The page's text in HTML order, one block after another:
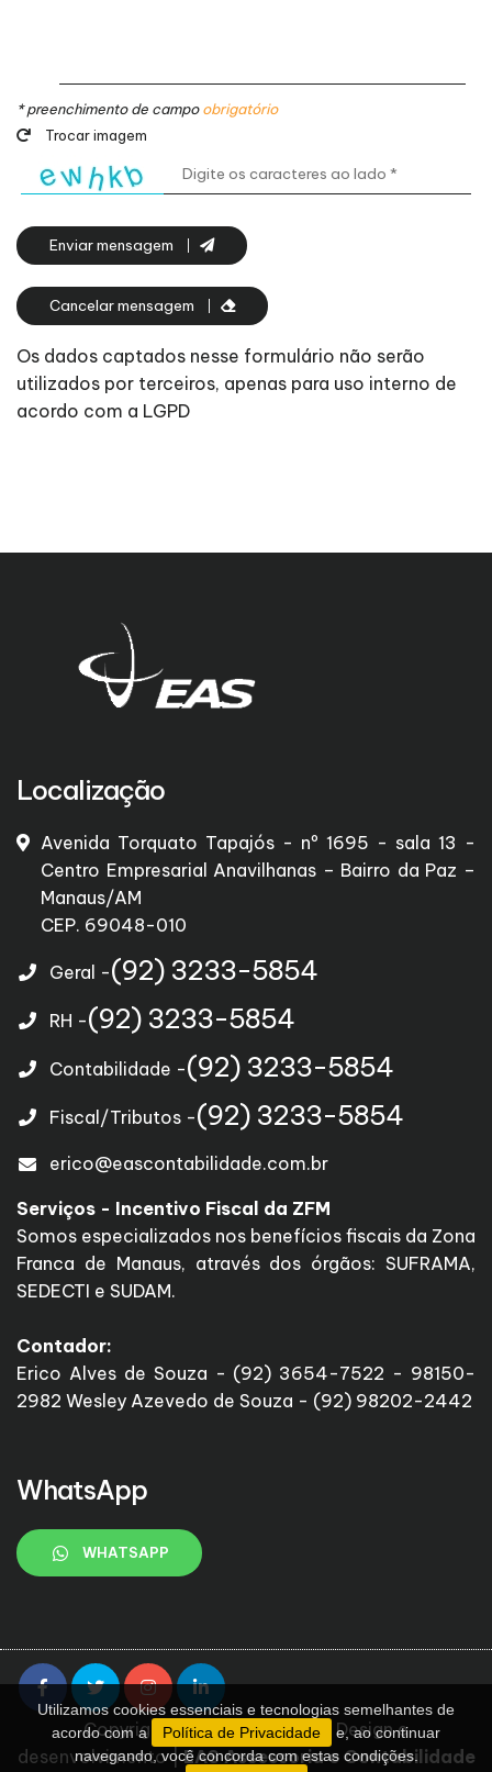
* preenchimento de campoobrigatório
Trocar imagem
Enviar mensagem
Cancelar mensagem
Os dados captados nesse formulário não serão
utilizados por terceiros, apenas para uso interno de
acordo com a LGPD
Localização
Avenida Torquato Tapajós - nº 1695 - sala 13 -
Centro Empresarial Anavilhanas – Bairro da Paz –
Manaus/AM
CEP. 69048-010
Geral -(92) 3233-5854
RH -(92) 3233-5854
Contabilidade -(92) 3233-5854
Fiscal/Tributos -(92) 3233-5854
erico@eascontabilidade.com.br
Serviços - Incentivo Fiscal da ZFM
Somos especializados nos benefícios fiscais da Zona
Franca de Manaus, através dos órgãos: SUFRAMA,
SEDECTI e SUDAM.
Contador:
Erico Alves de Souza - (92) 3654-7522 - 98150-
2982 Wesley Azevedo de Souza - (92) 98202-2442
WhatsApp
WHATSAPP
Copyright 2022 - 2026
Design e
desenvolvimento|EAS Assessoria e Contabilidade
Utilizamos cookies essenciais e tecnologias semelhantes de
acordo com a
Política de Privacidade
e, ao continuar
navegando, você concorda com estas condições.